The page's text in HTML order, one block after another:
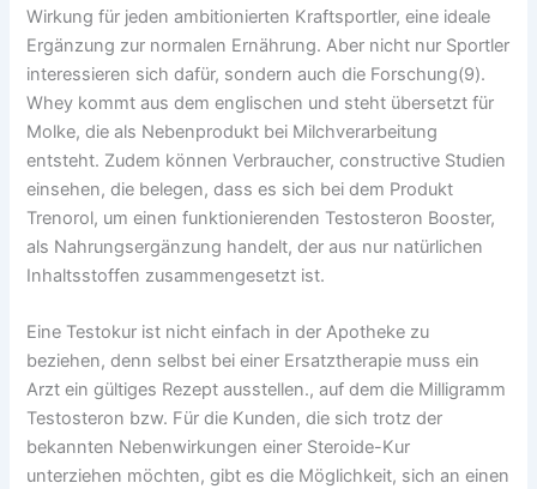
Wirkung für jeden ambitionierten Kraftsportler, eine ideale
Ergänzung zur normalen Ernährung. Aber nicht nur Sportler
interessieren sich dafür, sondern auch die Forschung(9).
Whey kommt aus dem englischen und steht übersetzt für
Molke, die als Nebenprodukt bei Milchverarbeitung
entsteht. Zudem können Verbraucher, constructive Studien
einsehen, die belegen, dass es sich bei dem Produkt
Trenorol, um einen funktionierenden Testosteron Booster,
als Nahrungsergänzung handelt, der aus nur natürlichen
Inhaltsstoffen zusammengesetzt ist.
Eine Testokur ist nicht einfach in der Apotheke zu
beziehen, denn selbst bei einer Ersatztherapie muss ein
Arzt ein gültiges Rezept ausstellen., auf dem die Milligramm
Testosteron bzw. Für die Kunden, die sich trotz der
bekannten Nebenwirkungen einer Steroide-Kur
unterziehen möchten, gibt es die Möglichkeit, sich an einen